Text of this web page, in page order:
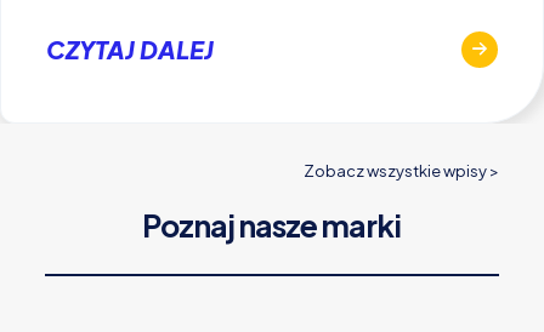
CZYTAJ DALEJ
Zobacz wszystkie wpisy >
Poznaj nasze marki